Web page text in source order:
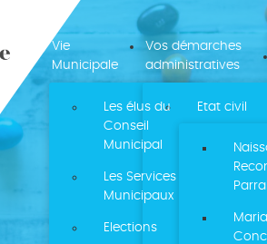
Vie
Municipale
Les élus du
Conseil
Municipal
Les Services
Municipaux
Elections
Vos démarches
administratives
Etat civil